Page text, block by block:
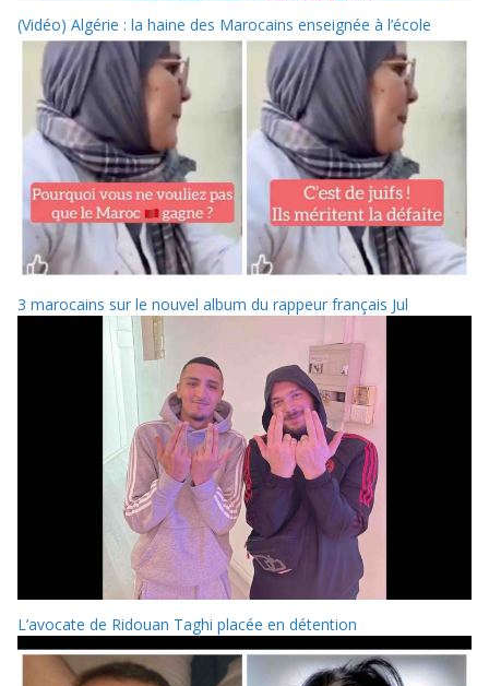
(Vidéo) Algérie : la haine des Marocains enseignée à l’école
3 marocains sur le nouvel album du rappeur français Jul
L’avocate de Ridouan Taghi placée en détention